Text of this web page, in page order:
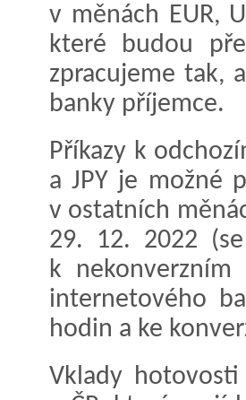
v měnách EUR,
které budou
zpracujeme tak,
banky příjemce.
Příkazy k
a JPY je možné
v ostatních
29. 12. 2022
k
internetového
hodin a ke
Vklady